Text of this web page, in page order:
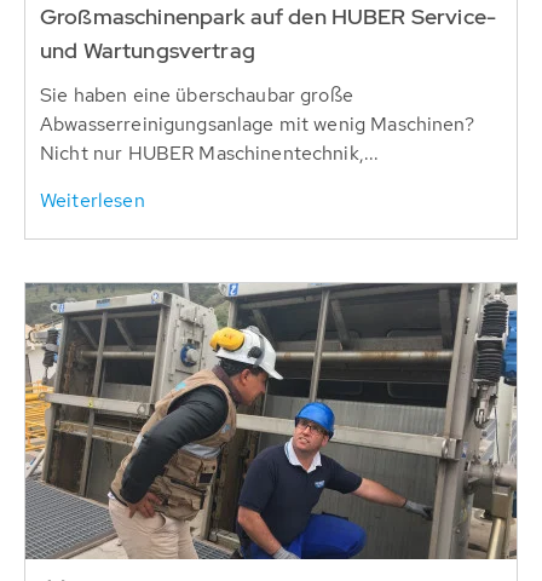
Großmaschinenpark auf den HUBER Service-
und Wartungsvertrag
Sie haben eine überschaubar große
Abwasserreinigungsanlage mit wenig Maschinen?
Nicht nur HUBER Maschinentechnik,...
Weiterlesen